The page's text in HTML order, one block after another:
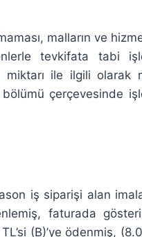
malların ve
tevkifata tabi
ile ilgili olarak
bölümü çerçevesinde
iş siparişi alan
faturada
(B)’ye ödenmiş,